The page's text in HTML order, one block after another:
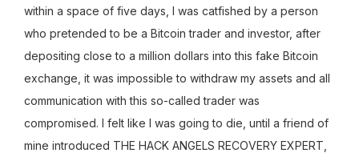
within a space of five days, I was catfished by a person
who pretended to be a Bitcoin trader and investor, after
depositing close to a million dollars into this fake Bitcoin
exchange, it was impossible to withdraw my assets and all
communication with this so-called trader was
compromised. I felt like I was going to die, until a friend of
mine introduced THE HACK ANGELS RECOVERY EXPERT,